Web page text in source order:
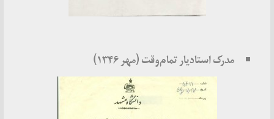
مدرک استادیار تمام‌وقت (مهر ۱۳۴۶)